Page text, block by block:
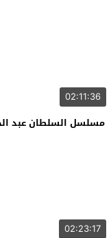
02:11:36
مسلسل السلطان عبد
02:23:17